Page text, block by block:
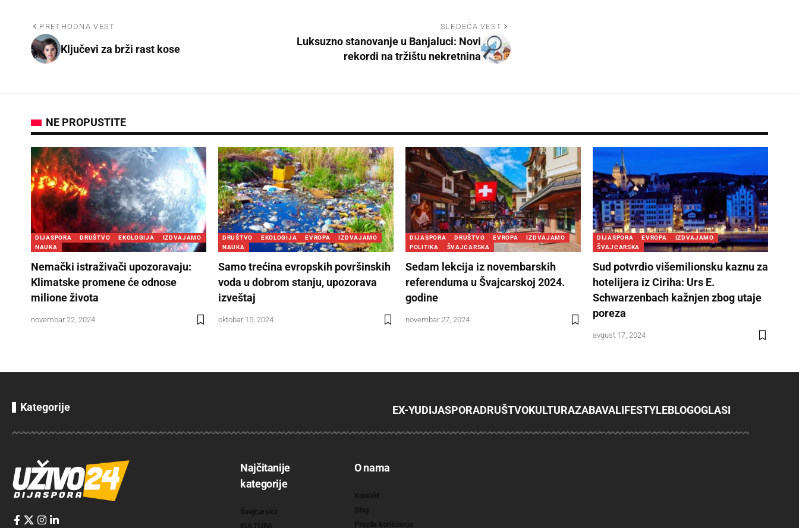
PRETHODNA VEST
Ključevi za brži rast kose
SLEDEĆA VEST
Luksuzno stanovanje u Banjaluci: Novi
rekordi na tržištu nekretnina
NE PROPUSTITE
DIJASPORA DRUŠTVO EKOLOGIJA
IZDVAJAMO
NAUKA
Nemački istraživači upozoravaju:
Klimatske promene će odnose
milione života
novembar 22, 2024
DRUŠTVO EKOLOGIJA EVROPA
IZDVAJAMO
NAUKA
Samo trećina evropskih površinskih
voda u dobrom stanju, upozorava
izveštaj
oktobar 15, 2024
DIJASPORA DRUŠTVO EVROPA
IZDVAJAMO
POLITIKA
ŠVAJCARSKA
Sedam lekcija iz novembarskih
referenduma u Švajcarskoj 2024.
godine
novembar 27, 2024
DIJASPORA EVROPA
IZDVAJAMO
ŠVAJCARSKA
Sud potvrdio višemilionsku kaznu za
hotelijera iz Ciriha: Urs E.
Schwarzenbach kažnjen zbog utaje
poreza
avgust 17, 2024
Kategorije EX-YUDIJASPORADRUŠTVOKULTURAZABAVALIFESTYLEBLOGOGLASI
Najčitanije
kategorije
O nama